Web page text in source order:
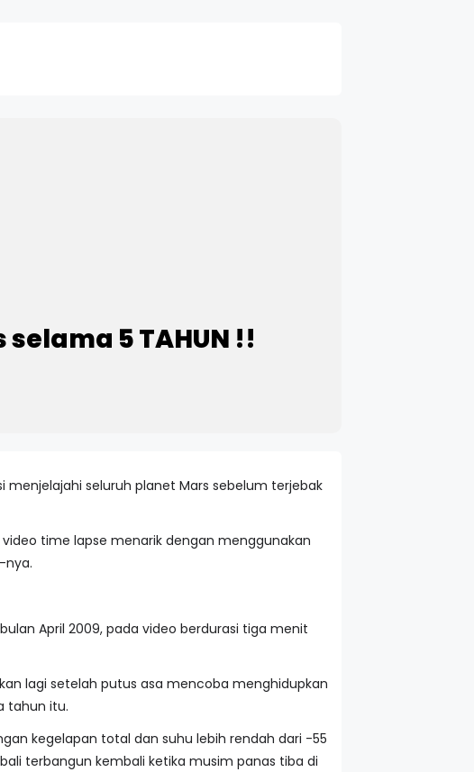
5 TAHUN !!
seluruh planet Mars sebelum terjebak
time lapse menarik dengan menggunakan
nya.
April 2009, pada video berdurasi tiga menit
lagi setelah putus asa mencoba menghidupkan
tahun itu.
kegelapan total dan suhu lebih rendah dari -55
terbangun kembali ketika musim panas tiba di